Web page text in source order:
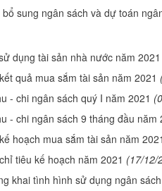
sung ngân sách và dự toán
dụng tài sản nhà nước năm 2021
quả mua sắm tài sản năm 2021
- chi ngân sách quý I năm 2021
- chi ngân sách 9 tháng đầu năm
hoạch mua sắm tài sản năm 2021
tiêu kế hoạch năm 2021 (17/12/
khai tình hình sử dụng ngân